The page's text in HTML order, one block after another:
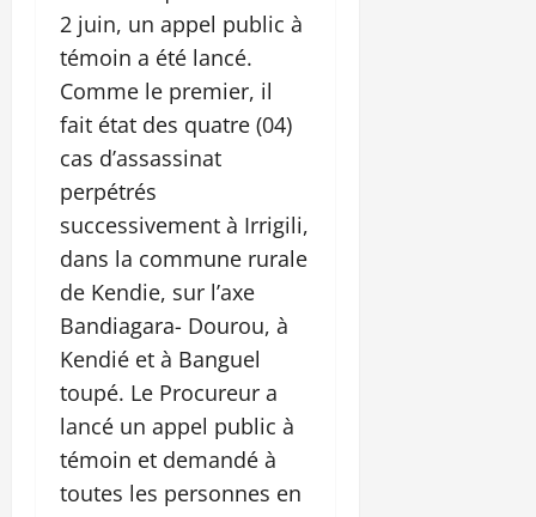
2 juin, un appel public à
témoin a été lancé.
Comme le premier, il
fait état des quatre (04)
cas d’assassinat
perpétrés
successivement à Irrigili,
dans la commune rurale
de Kendie, sur l’axe
Bandiagara- Dourou, à
Kendié et à Banguel
toupé. Le Procureur a
lancé un appel public à
témoin et demandé à
toutes les personnes en